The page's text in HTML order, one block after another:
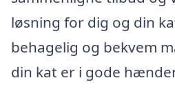
løsning for dig og din
behagelig og bekvem
din kat er i gode